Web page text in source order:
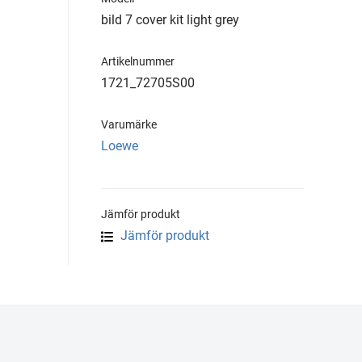
bild 7 cover kit light grey
Artikelnummer
1721_72705S00
Varumärke
Loewe
Jämför produkt
Jämför produkt